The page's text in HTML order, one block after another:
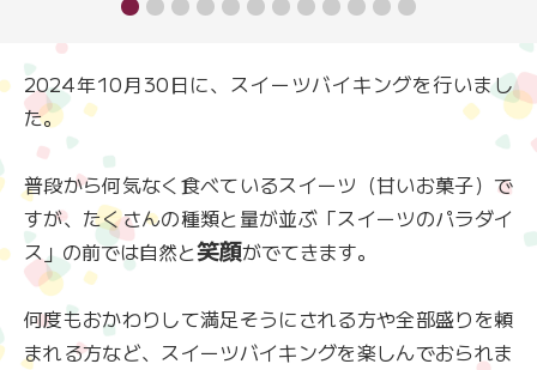
2024年10月30日に、スイーツバイキングを行いまし
た。
普段から何気なく食べているスイーツ（甘いお菓子）で
すが、たくさんの種類と量が並ぶ「スイーツのパラダイ
ス」の前では自然と笑顔がでてきます。
何度もおかわりして満足そうにされる方や全部盛りを頼
まれる方など、スイーツバイキングを楽しんでおられま